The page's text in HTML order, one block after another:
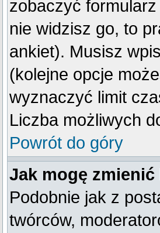
zobaczyć formularz
nie widzisz go, to
ankiet). Musisz
(kolejne opcje
wyznaczyć limit
Liczba możliwych
Powrót do góry
Jak mogę
Podobnie jak z
twórców,